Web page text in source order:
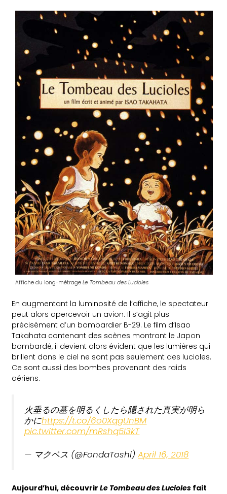
Affiche du long-métrage Le Tombeau des Lucioles
En augmentant la luminosité de l’affiche, le spectateur
peut alors apercevoir un avion. Il s’agit plus
précisément d’un bombardier B-29. Le film d’Isao
Takahata contenant des scènes montrant le Japon
bombardé, il devient alors évident que les lumières qui
brillent dans le ciel ne sont pas seulement des lucioles.
Ce sont aussi des bombes provenant des raids
aériens.
火垂るの墓を明るくしたら隠された真実が明ら
かにhttps://t.co/6o0XqgUnBM
pic.twitter.com/mRshq5I3kT
— マクベス (@FondaToshi)April 16, 2018
Aujourd’hui, découvrirLe Tombeau des Lucioles fait